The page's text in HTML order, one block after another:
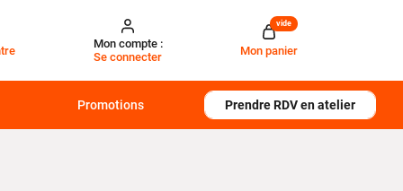
Mon compte :
Se connecter
Mon panier
vide
Promotions Prendre RDV en atelier